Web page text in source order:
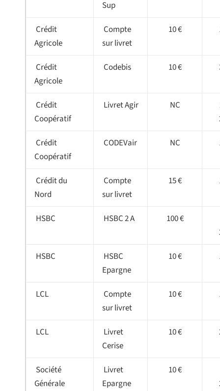
Sup
Crédit
Agricole
Compte
sur livret
10 €
Crédit
Agricole
Codebis 10 €
Crédit
Coopératif
Livret Agir NC
Crédit
Coopératif
CODEVair NC
Crédit du
Nord
Compte
sur livret
15 €
HSBC HSBC 2 A 100 €
HSBC
HSBC
Epargne
10 €
LCL
Compte
sur livret
10 €
LCL
Livret
Cerise
10 €
Société
Générale
Livret
Epargne
10 €